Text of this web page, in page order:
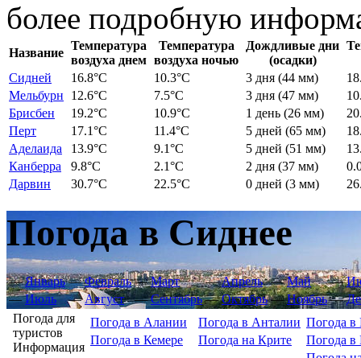
более подробную
Название
Температура
воздуха днем
Температура
воздуха ночью
Дождливые дни
(осадки)
Сидней 16.8°C 10.3°C 3 дня (44 мм)
Мельбурн
12.6°C 7.5°C 3 дня (47 мм)
Брисбен
19.2°C 10.9°C 1 день (26 мм)
Перт
17.1°C 11.4°C 5 дней (65 мм)
Аделаида
13.9°C 9.1°C 5 дней (51 мм)
Канберра
9.8°C 2.1°C 2 дня (37 мм)
Дарвин
30.7°C 22.5°C 0 дней (3 мм)
Погода в Сиднее
—Январь —Февраль —Март —Апрель —Май —
—Июль —Август —Сентябрь —Октябрь —Ноябрь —
Погода для
туристов
Информация
Погода в Алании Погода в Анталии Погода в
Погода в Кемере
Погода на Крите
Погода